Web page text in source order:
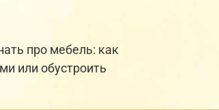
про мебель: как
или обустроить